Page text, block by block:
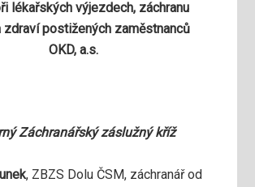
lékařských výjezdech, záchranu
zdraví postižených zaměstnanců
OKD, a.s.
Záchranářský záslužný kříž
, ZBZS Dolu ČSM, záchranář od